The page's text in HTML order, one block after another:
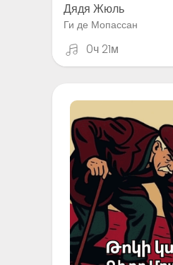
Дядя Жюль
Ги де Мопассан
0ч 21м